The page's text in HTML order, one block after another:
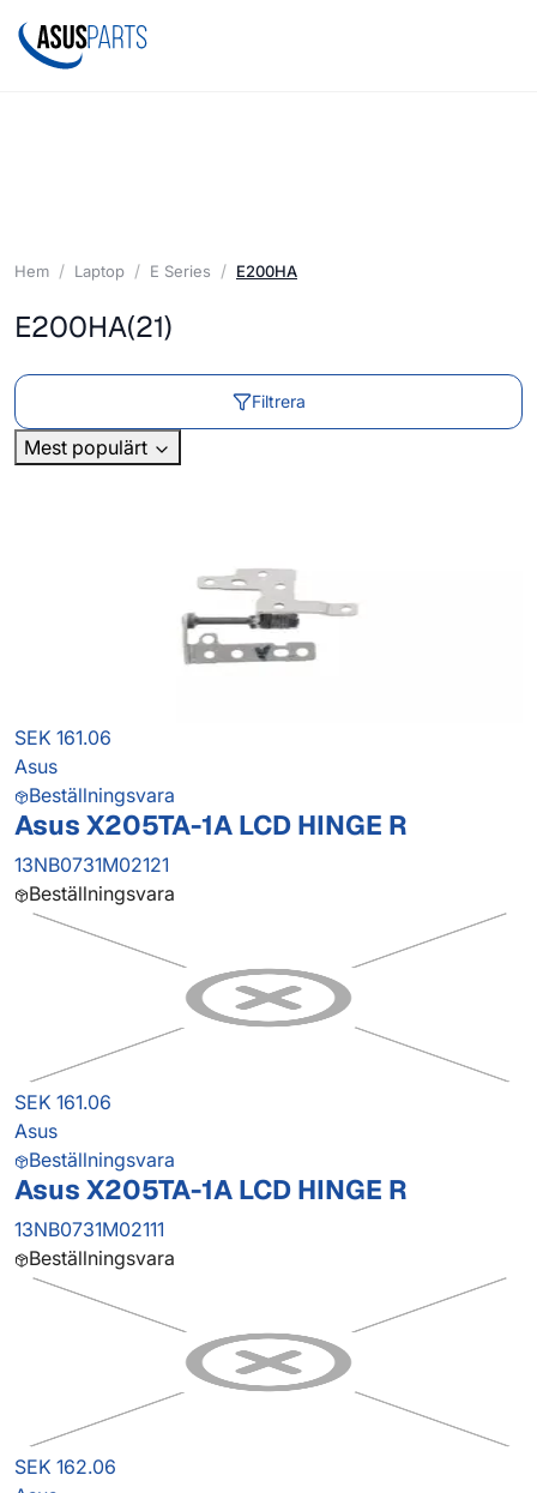
Hem Laptop E Series E200HA
E200HA(21)
Filtrera
Mest populärt
SEK 161.06
Asus
Beställningsvara
Asus X205TA-1A LCD HINGE R
13NB0731M02121
Beställningsvara
SEK 161.06
Asus
Beställningsvara
Asus X205TA-1A LCD HINGE R
13NB0731M02111
Beställningsvara
SEK 162.06